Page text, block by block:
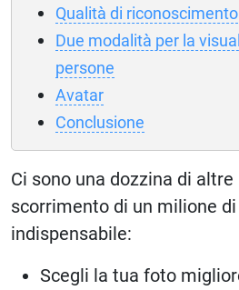
Qualità di riconoscimento
Due modalità per la
persone
Avatar
Conclusione
Ci sono una dozzina di
scorrimento di un milione
indispensabile:
Scegli la tua foto